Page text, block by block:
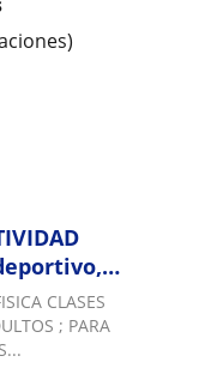
de fútbol,
CLASES
, Y ADULTOS ;
CLASES
; PARA